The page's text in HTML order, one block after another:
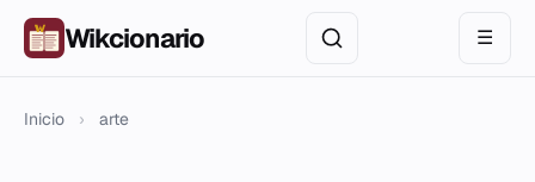
Wikcionario ☰
Inicio › arte